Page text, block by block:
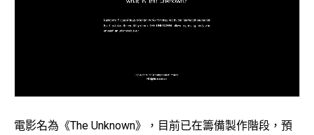
電影名為《The Unknown》，目前已在籌備製作階段，預